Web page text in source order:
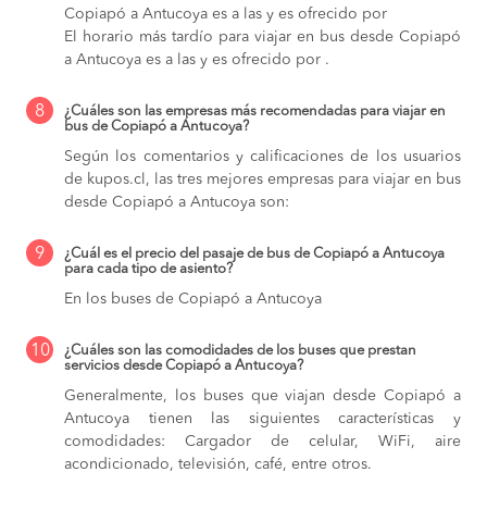
Copiapó a Antucoya es a las y es ofrecido por
El horario más tardío para viajar en bus desde Copiapó
a Antucoya es a las y es ofrecido por .
8
¿Cuáles son las empresas más recomendadas para viajar en
bus de Copiapó a Antucoya?
Según los comentarios y calificaciones de los usuarios
de kupos.cl, las tres mejores empresas para viajar en bus
desde Copiapó a Antucoya son:
9
¿Cuál es el precio del pasaje de bus de Copiapó a Antucoya
para cada tipo de asiento?
En los buses de Copiapó a Antucoya
10
¿Cuáles son las comodidades de los buses que prestan
servicios desde Copiapó a Antucoya?
Generalmente, los buses que viajan desde Copiapó a
Antucoya tienen las siguientes características y
comodidades: Cargador de celular, WiFi, aire
acondicionado, televisión, café, entre otros.